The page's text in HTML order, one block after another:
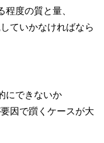
度の質と量、
ていかなければなら
にできないか
因で躓くケースが大